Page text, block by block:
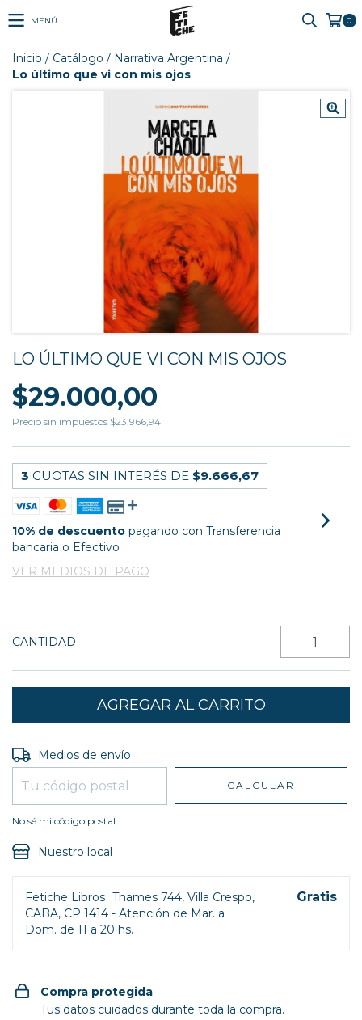
MENÚ 0
Inicio / Catálogo / Narrativa Argentina /
Lo último que vi con mis ojos
LO ÚLTIMO QUE VI CON MIS OJOS
$29.000,00
Precio sin impuestos $23.966,94
3 CUOTAS SIN INTERÉS DE $9.666,67
10% de descuento pagando con Transferencia
bancaria o Efectivo
VER MEDIOS DE PAGO
CANTIDAD
Entregas para el CP:
Medios de envío
CALCULAR
No sé mi código postal
Nuestro local
Fetiche Libros Thames 744, Villa Crespo,
CABA, CP 1414 - Atención de Mar. a
Dom. de 11 a 20 hs.
Gratis
Compra protegida
Tus datos cuidados durante toda la compra.